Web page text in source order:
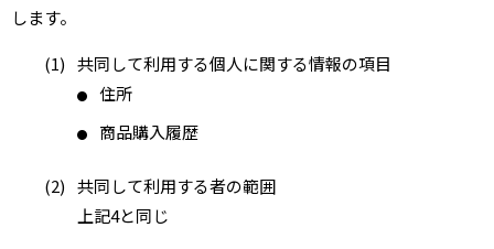
します。
(1) 共同して利用する個人に関する情報の項目
● 住所
● 商品購入履歴
(2) 共同して利用する者の範囲
上記4と同じ